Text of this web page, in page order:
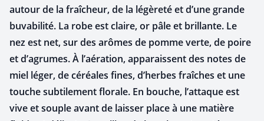
autour de la fraîcheur, de la légèreté et d’une grande
buvabilité. La robe est claire, or pâle et brillante. Le
nez est net, sur des arômes de pomme verte, de poire
et d’agrumes. À l’aération, apparaissent des notes de
miel léger, de céréales fines, d’herbes fraîches et une
touche subtilement florale. En bouche, l’attaque est
vive et souple avant de laisser place à une matière